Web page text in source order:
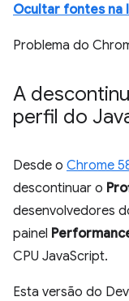
Ocultar fontes na
Problema do
A
perfil do
Desde o Chrome
descontinuar o
desenvolvedores
painel
CPU JavaScript.
Esta versão do